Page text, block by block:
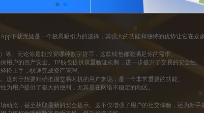
下载无疑是一个极具吸引力的选择，其强大的功能和独特的优势让它在众
。无论你是想投资哪种数字货币，这款钱包都能满足你的需求。
户的资产安全。TP钱包提供双重验证机制，进一步提升了交易的安全性。
松上手，快速完成资产管理。
对于想要精确把握交易时机的用户来说，是一个非常重要的功能。
用户提供了极大的便利，尤其是在网络不稳定的地区。
态，甚至获取最新的安全提示。这不仅增强了用户的社交体验，还为新手